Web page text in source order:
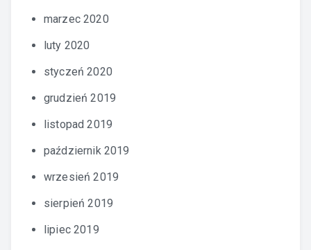
marzec 2020
luty 2020
styczeń 2020
grudzień 2019
listopad 2019
październik 2019
wrzesień 2019
sierpień 2019
lipiec 2019